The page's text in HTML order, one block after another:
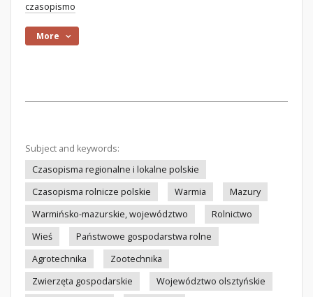
czasopismo
More
Subject and keywords:
Czasopisma regionalne i lokalne polskie
Czasopisma rolnicze polskie
Warmia
Mazury
Warmińsko-mazurskie, województwo
Rolnictwo
Wieś
Państwowe gospodarstwa rolne
Agrotechnika
Zootechnika
Zwierzęta gospodarskie
Województwo olsztyńskie